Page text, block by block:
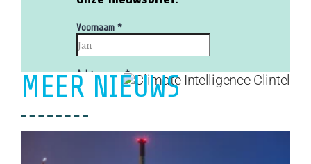
MEER NIEUWS